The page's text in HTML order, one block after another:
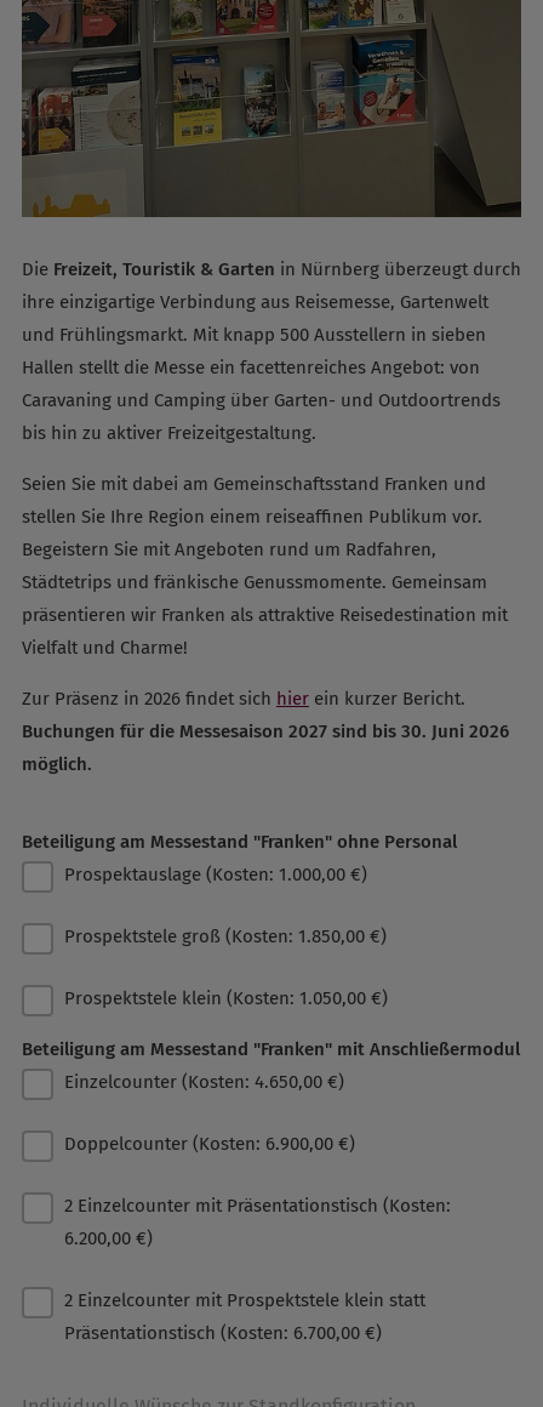
Die Freizeit, Touristik & Garten in Nürnberg überzeugt durch
ihre einzigartige Verbindung aus Reisemesse, Gartenwelt
und Frühlingsmarkt. Mit knapp 500 Ausstellern in sieben
Hallen stellt die Messe ein facettenreiches Angebot: von
Caravaning und Camping über Garten- und Outdoortrends
bis hin zu aktiver Freizeitgestaltung.
Seien Sie mit dabei am Gemeinschaftsstand Franken und
stellen Sie Ihre Region einem reiseaffinen Publikum vor.
Begeistern Sie mit Angeboten rund um Radfahren,
Städtetrips und fränkische Genussmomente. Gemeinsam
präsentieren wir Franken als attraktive Reisedestination mit
Vielfalt und Charme!
Zur Präsenz in 2026 findet sich hierein kurzer Bericht.
Buchungen für die Messesaison 2027 sind bis 30. Juni 2026
möglich.
Beteiligung am Messestand "Franken" ohne Personal
Prospektauslage (Kosten: 1.000,00 €)
Prospektstele groß (Kosten: 1.850,00 €)
Prospektstele klein (Kosten: 1.050,00 €)
Beteiligung am Messestand "Franken" mit Anschließermodul
Einzelcounter (Kosten: 4.650,00 €)
Doppelcounter (Kosten: 6.900,00 €)
2 Einzelcounter mit Präsentationstisch (Kosten:
6.200,00 €)
2 Einzelcounter mit Prospektstele klein statt
Präsentationstisch (Kosten: 6.700,00 €)